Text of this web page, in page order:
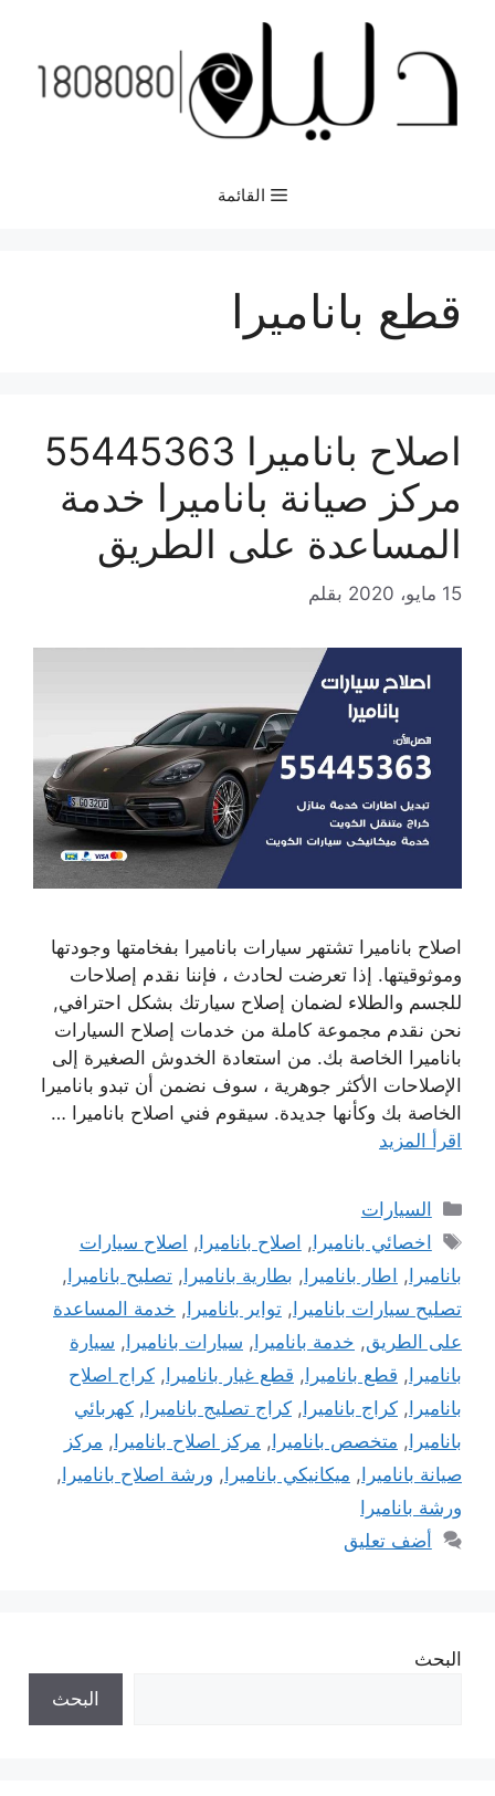
المحتوى
القائمة
قطع باناميرا
اصلاح باناميرا 55445363
مركز صيانة باناميرا خدمة
المساعدة على الطريق
15 مايو، 2020 بقلم
اصلاح باناميرا تشتهر سيارات باناميرا بفخامتها وجودتها
وموثوقيتها. إذا تعرضت لحادث ، فإننا نقدم إصلاحات
للجسم والطلاء لضمان إصلاح سيارتك بشكل احترافي,
نحن نقدم مجموعة كاملة من خدمات إصلاح السيارات
باناميرا الخاصة بك. من استعادة الخدوش الصغيرة إلى
الإصلاحات الأكثر جوهرية ، سوف نضمن أن تبدو باناميرا
الخاصة بك وكأنها جديدة. سيقوم فني اصلاح باناميرا …
اقرأ المزيد
التصنيفات
السيارات
الوسوم
اخصائي باناميرا , اصلاح باناميرا , اصلاح سيارات
باناميرا , اطار باناميرا , بطارية باناميرا , تصليح باناميرا ,
تصليح سيارات باناميرا , تواير باناميرا , خدمة المساعدة
على الطريق, خدمة باناميرا , سيارات باناميرا , سيارة
باناميرا , قطع باناميرا , قطع غيار باناميرا , كراج اصلاح
باناميرا , كراج باناميرا , كراج تصليج باناميرا , كهربائي
باناميرا , متخصص باناميرا , مركز اصلاح باناميرا , مركز
صيانة باناميرا , ميكانيكي باناميرا , ورشة اصلاح باناميرا ,
ورشة باناميرا
أضف تعليق
البحث
البحث